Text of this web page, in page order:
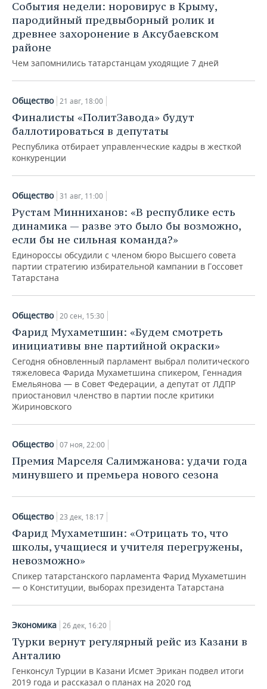
События недели: норовирус в Крыму,
пародийный предвыборный ролик и
древнее захоронение в Аксубаевском
районе
Чем запомнились татарстанцам уходящие 7 дней
Общество 21 авг, 18:00
Финалисты «ПолитЗавода» будут
баллотироваться в депутаты
Республика отбирает управленческие кадры в жесткой
конкуренции
Общество 31 авг, 11:00
Рустам Минниханов: «В республике есть
динамика — разве это было бы возможно,
если бы не сильная команда?»
Единороссы обсудили с членом бюро Высшего совета
партии стратегию избирательной кампании в Госсовет
Татарстана
Общество 20 сен, 15:30
Фарид Мухаметшин: «Будем смотреть
инициативы вне партийной окраски»
Сегодня обновленный парламент выбрал политического
тяжеловеса Фарида Мухаметшина спикером, Геннадия
Емельянова — в Совет Федерации, а депутат от ЛДПР
приостановил членство в партии после критики
Жириновского
Общество 07 ноя, 22:00
Премия Марселя Салимжанова: удачи года
минувшего и премьера нового сезона
Общество 23 дек, 18:17
Фарид Мухаметшин: «Отрицать то, что
школы, учащиеся и учителя перегружены,
невозможно»
Спикер татарстанского парламента Фарид Мухаметшин
— о Конституции, выборах президента Татарстана
Экономика 26 дек, 16:20
Турки вернут регулярный рейс из Казани в
Анталию
Генконсул Турции в Казани Исмет Эрикан подвел итоги
2019 года и рассказал о планах на 2020 год